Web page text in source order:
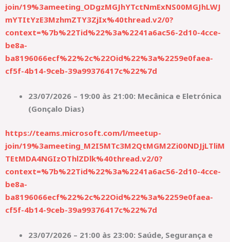
join/19%3ameeting_ODgzMGJhYTctNmExNS00MGJhLWJ
mYTItYzE3MzhmZTY3ZjIx%40thread.v2/0?
context=%7b%22Tid%22%3a%2241a6ac56-2d10-4cce-
be8a-
ba8196066ecf%22%2c%22Oid%22%3a%2259e0faea-
cf5f-4b14-9ceb-39a99376417c%22%7d
23/07/2026 – 19:00 às 21:00: Mecânica e Eletrónica
(Gonçalo Dias)
https://teams.microsoft.com/l/meetup-
join/19%3ameeting_M2I5MTc3M2QtMGM2Zi00NDJjLTliM
TEtMDA4NGIzOThlZDlk%40thread.v2/0?
context=%7b%22Tid%22%3a%2241a6ac56-2d10-4cce-
be8a-
ba8196066ecf%22%2c%22Oid%22%3a%2259e0faea-
cf5f-4b14-9ceb-39a99376417c%22%7d
23/07/2026 – 21:00 às 23:00: Saúde, Segurança e